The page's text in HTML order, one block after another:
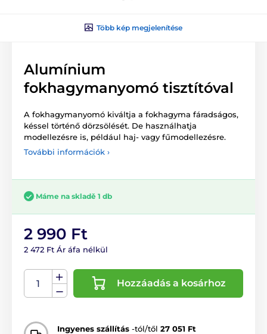
Több kép megjelenítése
Alumínium
fokhagymanyomó tisztítóval
A fokhagymanyomó kiváltja a fokhagyma fáradságos,
késsel történő dörzsölését. De használhatja
modellezésre is, például haj- vagy fűmodellezésre.
További információk ›
Máme na skladě 1 db
2 990 Ft
2 472 Ft Ár áfa nélkül
Hozzáadás a kosárhoz
Ingyenes szállítás -tól/től 27 051 Ft